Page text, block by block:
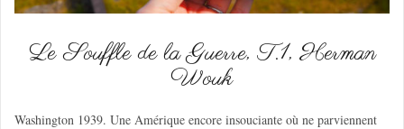
Le Souffle de la Guerre, T.1, Herman
Wouk
Washington 1939. Une Amérique encore insouciante où ne parviennent